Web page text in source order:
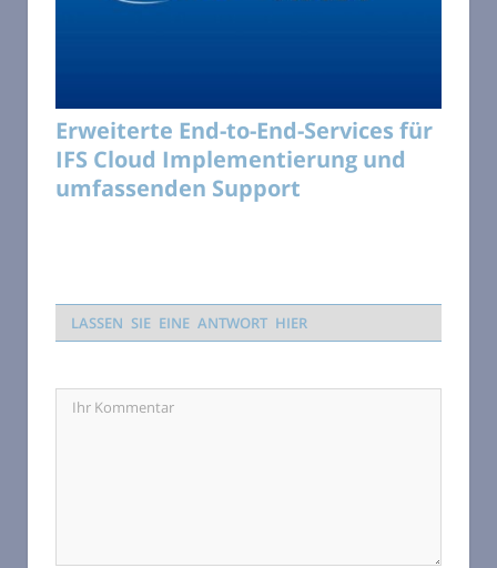
Erweiterte End-to-End-Services für
IFS Cloud Implementierung und
umfassenden Support
LASSEN SIE EINE ANTWORT HIER